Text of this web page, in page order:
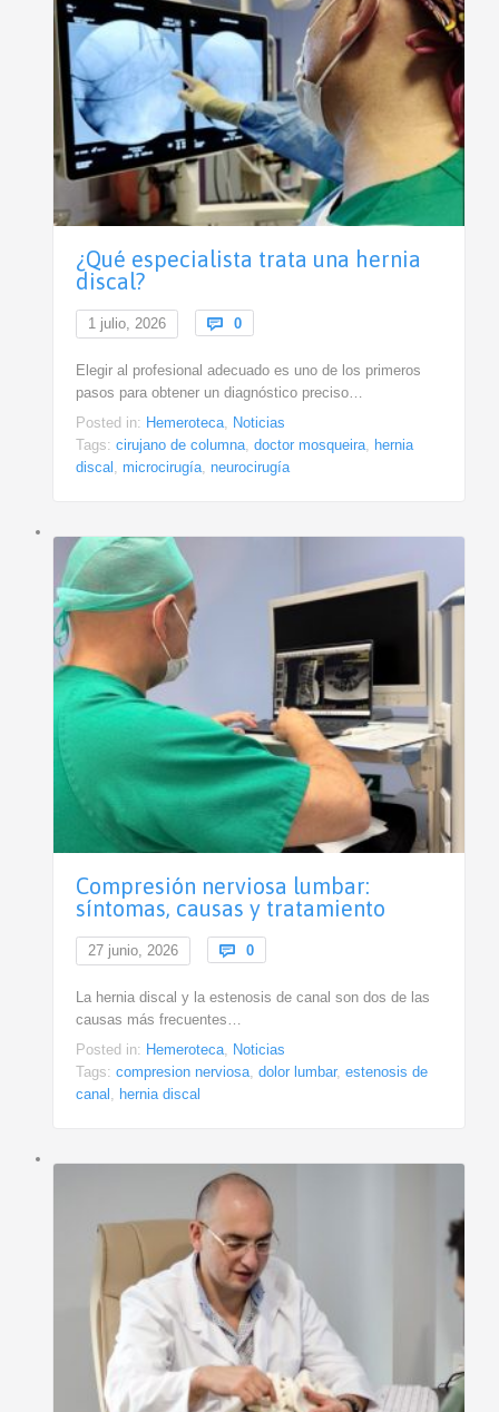
¿Qué especialista trata una hernia
discal?
1 julio, 2026  0Comments
Elegir al profesional adecuado es uno de los primeros
pasos para obtener un diagnóstico preciso…
Posted in: Hemeroteca,
Noticias
Tags: cirujano de columna, doctor mosqueira,
hernia
discal
microcirugía, neurocirugía
Compresión nerviosa lumbar:
síntomas, causas y tratamiento
27 junio, 2026  0Comments
La hernia discal y la estenosis de canal son dos de las
causas más frecuentes…
Posted in: Hemeroteca, Noticias
Tags: compresion nerviosa, dolor lumbar, estenosis de
canal
hernia discal